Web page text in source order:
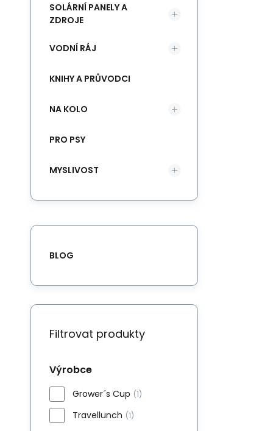
SOLÁRNÍ PANELY A
ZDROJE
VODNÍ RÁJ
KNIHY A PRŮVODCI
NA KOLO
PRO PSY
MYSLIVOST
BLOG
Filtrovat produkty
Výrobce
Grower´s Cup (1)
Travellunch (1)